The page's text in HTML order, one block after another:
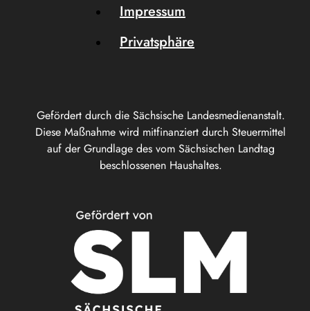
Gefördert durch die Sächsische Landesmedienanstalt.
Diese Maßnahme wird mitfinanziert durch Steuermittel
auf der Grundlage des vom Sächsischen Landtag
beschlossenen Haushaltes.
Impressum
Privatsphäre